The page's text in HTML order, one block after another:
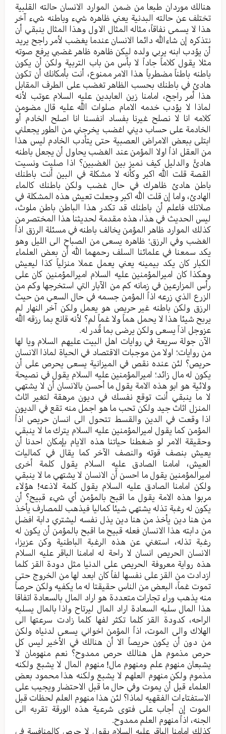
هنالك موردان طبعا من ضمن الموارد الانسان حالته القلبیة
تختلف عن حالته البدنیة يعني ظاهره شيء وباطنه شيء آخر
هذا لا یسمی نفاقاً، مثاله المثال الاول وهذا المثال ینبقي أن
نتذکره إن شاءالله دائما الانسان عندما یغضب لأمر راجح یرید
أن يؤدب ابنه یربي ولده لیکن ظاهره ظاهر غضبي یرفع صوته
مثلا یقول کلاماً جادا‌ً لا بأس من باب التربیة ولکن أن یکون
باطنه باطناً مضطرباً هذا الامر ممنوع، أنت بأمکانك أن تکون
هادئ في باطنك بحسب الظاهر تغضب علی الطرف المقابل
هذا أمر راجح، امامنا زین العابدین علیه السلام عوتب لأنه
لماذا لا یؤدب خدمه الامام صلوات الله علیه قال مضومن
کلامه انا لا نصلح غیرنا بفساد انفسنا انا اصلح الخادم أو
الخادمة علی حساب دیني اغضب یخرجني من الطور یجعلني
ابتلی ببعض الامراض العصبیة حتی یتأدب الخادم لیس هذا
من العقل اذاً اولا المؤمن عند الغضب یحاول أن یجعل باطنه
هادئً والدلیل کیف نمیز بین الغضبین؟ اذا صلیت ونسیت
القصة قلت الله اکبر وکأنه لا مشکلة في البین أنت باطنك
باطن هادئ ظاهرك في حال غضب ولکن باطنك کالماء
الهادئ، واما إن قلت الله اکبر وجعلت تعیش هذه المشکلة في
صلاتك فاعلم أن باطنك قد تکدر هذا الباطن باطن ملوث،
لیس الحدیث في هذا، هذه مقدمة لحدیثنا هذا المختصر من
کذلك الموارد ظاهر المؤمن یخالف باطنه في مسئلة الرزق اذاً
الغضب وفي الرزق؛ ظاهره یسعی من الصباح الی اللیل وهو
یکد سمعنا في علمائنا السلف رحمهما الله أن بعض العلماء
الکبار کان یکد بیمینه یعني یعمل عملا منزلیاً کذا لیعیش
وهکذا کان امیرالمؤمنین علیه السلام امیرالمؤمنین کان علی
رأس المزارعین في زمانه کم من الآبار التي استخرجها وکم من
الزرع الذي زرعه اذاً المؤمن جسمه في حال السعي من حیث
الرزق ولکن باطنه غیر حریص هو یعمل ولکن آخر النهار لم
یربح شیئا هذا لا یحمل هماً ولا غماً لم؟ لأنه قانع بما رزقه الله
عزوجل اذاً یسعی ولکن یرضی بما قُدر له.
الآن جولة سریعة في روایات اهل البیت علیهم السلام ویا لها
من روایات؛ اولا من موجبات الاقتصاد في الحیاة لماذا الانسان
حریص؟ لئن عنده نقص في المیزانیة یسعی یحرص علی أن
یکون له مال زائد؛ امیرالمؤمنین علیه السلام یقول في نصیحة
ولائیة هو ابو هذه الامة یقول ما أحسن بالانسان أن لا یشتهي
لا ما ینبقي أنت توقع نفسك في دیون مرهقة لتغیر اثاث
المنزل اثاث جید ولکن تحب ما هو اجمل منه تقع في الدیون
اذا وقعت في الدین والقسط تتحول الی انسان حریص اذاً
المؤمن کما یقول امیرالمؤمنین علیه السلام یترك ما لا ینبقي
وحقیقة الامر لو ضغطنا حیاتنا هذه الایام بإمکان احدنا أن
یعیش بنصف قوته والنصف الآخر کما یقال في کمالیات
العیش، امامنا الصادق علیه السلام یقول کلمة أخری
امیرالمؤمنین یقول ما احسن أن الانسان لا یشتهي ما لا ینبقي
ولکن امامنا الصادق علیه السلام یقول کلمة لاذعه! هؤلاء
مربوا هذه الامة یقول ما اقبح بالمؤمن أي شيء قبیح؟ أن
یکون له رغبة تذله یشتهي شیئا کمالیا فیذهب للمصارف یأخذ
من هنا دین یأخذ من هنا دین یذل نفسه لیشتري دابة افضل
من دابته هذا الانسان فعله قبیح ما اقبح بالمؤمن أن یکون له
رغبة تذله، استغني عن هذه الرغبة الباطنیة وکن عزیزا،
الانسان الحریص انسان لا راحة له امامنا الباقر علیه السلام
هذه روایة معروفة الحریص علی الدنیا مثل دودة القز کلما
ازدادت من القز علی نفسها لفاً کان ابعد لها من الخروج حتی
تموت غماً، البعض من الناس حقیقتا له ما یکفیه ولکن حرصاً
منه یذهب وراء تجارات متعددة هو اراد المال بالسعادة اتفاقا
هذا المال سلبه السعادة اراد المال لیرتاح واذا بالمال یسلبه
الراحه، کدودة القز کلما تکثر لفها کلما زادت سرعتها الی
الهلاك والی الموت، اذاً المؤمن اخواني یسعی لدنیاه ولکن
من دون أن یکون حریصاً الا أن هنالك في الأخیر لیس کل
حرص مذموم هل هنالك حرص ممدوح؟ نعم منهومان لا
یشبعان منهوم علم ومنهوم مال! منهوم المال لا یشبع ولکنه
مذموم ولکن منهوم العلهم لا یشبع ولکنه هذا محمود بعض
العلماء قبل أن یموت وفي حال ما قبل الاحتضار ویجیب علی
الاستفتاءات الفقهیه لماذا؟ لئن هذا منهوم العلم لحظات قبل
الموت إن أجاب علی فتوی شرعیة هذه الورقة تقربه الی
الجنه، اذاً منهوم العلم ممدوح.
کذلك امامنا الباقر علیه السلام یقول لا حرص کالمنافسة في